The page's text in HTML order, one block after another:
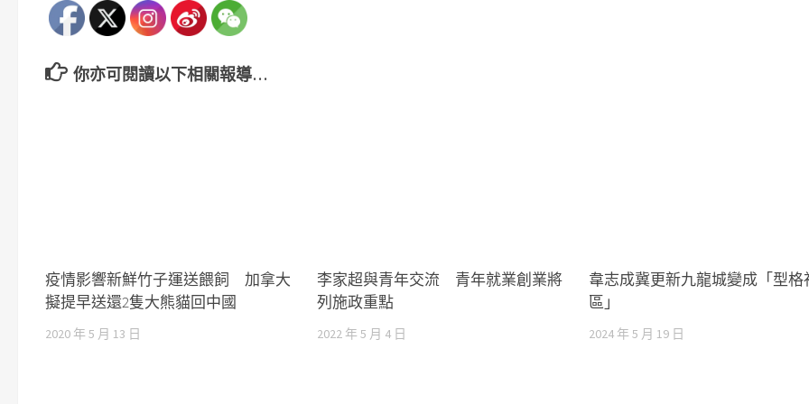
你亦可閱讀以下相關報導…
疫情影響新鮮竹子運送餵飼 加拿大
擬提早送還2隻大熊貓回中國
2020 年 5 月 13 日
李家超與青年交流 青年就業創業將
列施政重點
2022 年 5 月 4 日
韋志成冀更新九龍城變成「型格
區」
2024 年 5 月 19 日